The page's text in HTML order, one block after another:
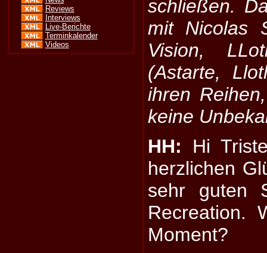
Reviews
Interviews
Live-Berichte
Terminkalender
Videos
schließen.
mit Nicolas
Vision,
(Astarte,
ihren
keine
HH: Hi
herzlichen
sehr guten
Recreation.
Moment?